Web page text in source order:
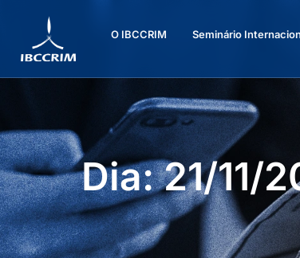
O IBCCRIM Seminário
Dia: 21/11/